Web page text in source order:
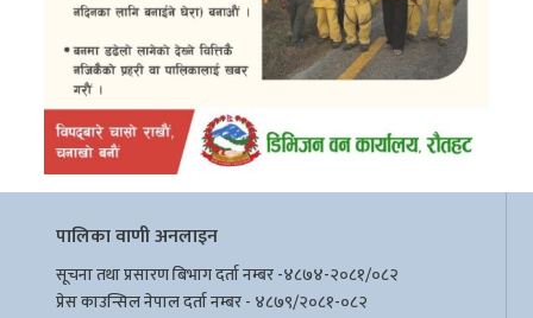
पालिका वाणी अनलाइन
सूचना तथा प्रसारण बिभाग दर्ता नम्बर -४८७४-२०८१/०८२
प्रेस काउन्सिल नेपाल दर्ता नम्बर - ४८७९/२०८१-०८२